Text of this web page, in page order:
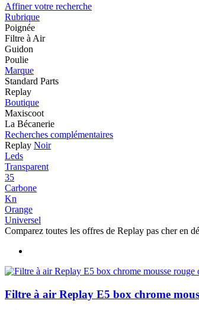
Affiner votre recherche
Rubrique
Poignée
Filtre à Air
Guidon
Poulie
Marque
Standard Parts
Replay
Boutique
Maxiscoot
La Bécanerie
Recherches complémentaires
Replay Noir
Leds
Transparent
35
Carbone
Kn
Orange
Universel
Comparez toutes les offres de Replay pas cher en
Filtre à air Replay E5 box chrome